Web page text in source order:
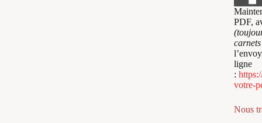
PDF,
ligne
:
votre-
Nous